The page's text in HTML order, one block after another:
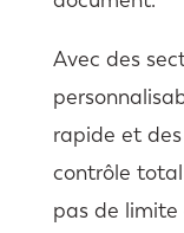
Avec des
rapide et des
contrôle total
pas de limite